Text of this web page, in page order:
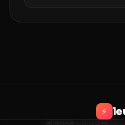
⚡